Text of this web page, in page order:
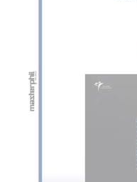
CONTATTI